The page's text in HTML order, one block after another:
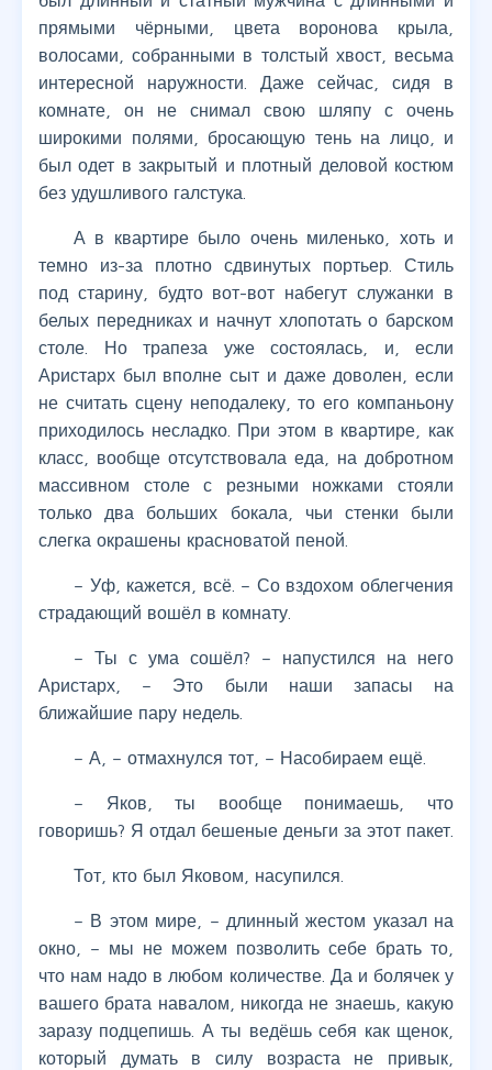
прямыми чёрными, цвета воронова крыла,
волосами, собранными в толстый хвост, весьма
интересной наружности. Даже сейчас, сидя в
комнате, он не снимал свою шляпу с очень
широкими полями, бросающую тень на лицо, и
был одет в закрытый и плотный деловой костюм
без удушливого галстука.
А в квартире было очень миленько, хоть и
темно из-за плотно сдвинутых портьер. Стиль
под старину, будто вот-вот набегут служанки в
белых передниках и начнут хлопотать о барском
столе. Но трапеза уже состоялась, и, если
Аристарх был вполне сыт и даже доволен, если
не считать сцену неподалеку, то его компаньону
приходилось несладко. При этом в квартире, как
класс, вообще отсутствовала еда, на добротном
массивном столе с резными ножками стояли
только два больших бокала, чьи стенки были
слегка окрашены красноватой пеной.
– Уф, кажется, всё. – Со вздохом облегчения
страдающий вошёл в комнату.
– Ты с ума сошёл? – напустился на него
Аристарх, – Это были наши запасы на
ближайшие пару недель.
– А, – отмахнулся тот, – Насобираем ещё.
– Яков, ты вообще понимаешь, что
говоришь? Я отдал бешеные деньги за этот пакет.
Тот, кто был Яковом, насупился.
– В этом мире, – длинный жестом указал на
окно, – мы не можем позволить себе брать то,
что нам надо в любом количестве. Да и болячек у
вашего брата навалом, никогда не знаешь, какую
заразу подцепишь. А ты ведёшь себя как щенок,
который думать в силу возраста не привык,